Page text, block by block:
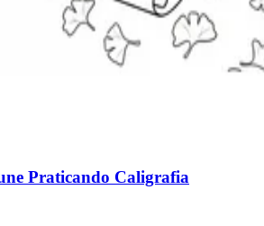
Praticando Caligrafia